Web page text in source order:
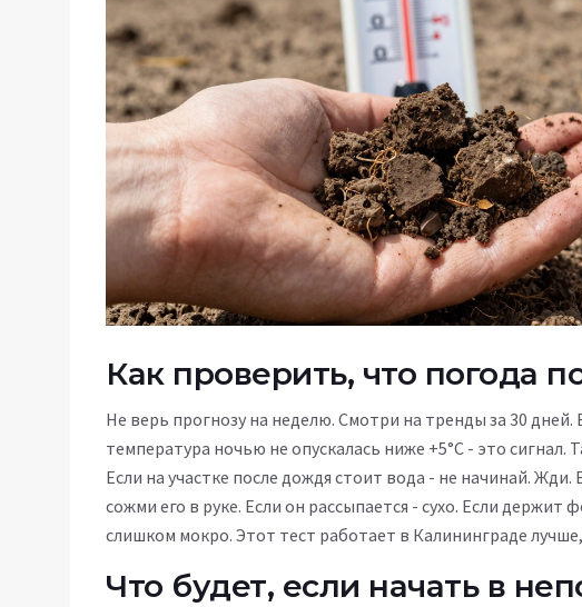
Как проверить, что погода
Не верь прогнозу на неделю. Смотри на тренды за 30
температура ночью не опускалась ниже +5°C - это
Если на участке после дождя стоит вода - не начинай.
сожми его в руке. Если он рассыпается - сухо. Если
слишком мокро. Этот тест работает в Калининграде
Что будет, если начать в